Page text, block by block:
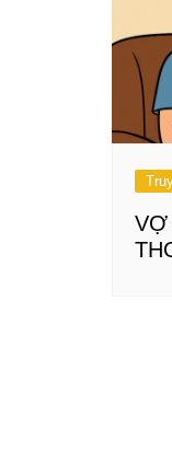
VỢ